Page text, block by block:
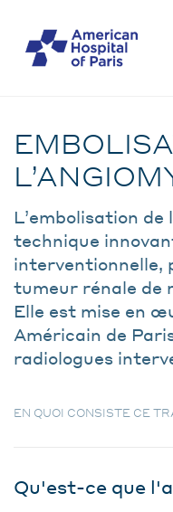
main
MENU
MOBILE
L’embolisation de
technique
tumeur rénale de
Elle est mise en
Américain de
radiologues
EN QUOI CONSISTE CE
Qu'est-ce que